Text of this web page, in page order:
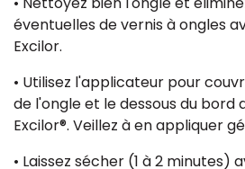
éventuelles de vernis à ongles
Excilor.
• Utilisez l'applicateur pour
de l'ongle et le dessous du bord
Excilor®. Veillez à en appliquer
• Laissez sécher (1 à 2